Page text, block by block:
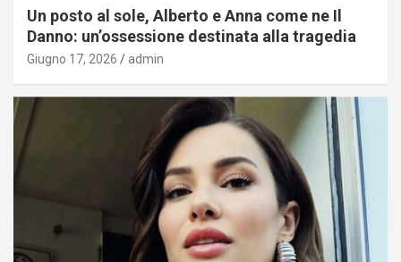
Un posto al sole, Alberto e Anna come ne Il
Danno: un’ossessione destinata alla tragedia
Giugno 17, 2026 admin